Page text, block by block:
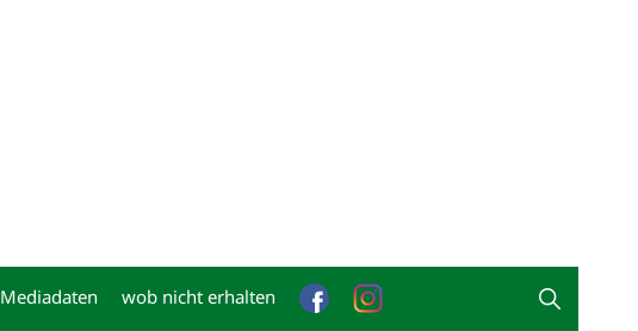
Mediadaten wob nicht erhalten